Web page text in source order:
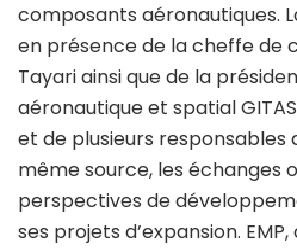
composants aéronautiques.
en présence de la cheffe de
Tayariainsi que de la
aéronautique et spatialGITAS
et de plusieurs responsables
même source, les échanges
perspectives de
ses projets d’expansion.